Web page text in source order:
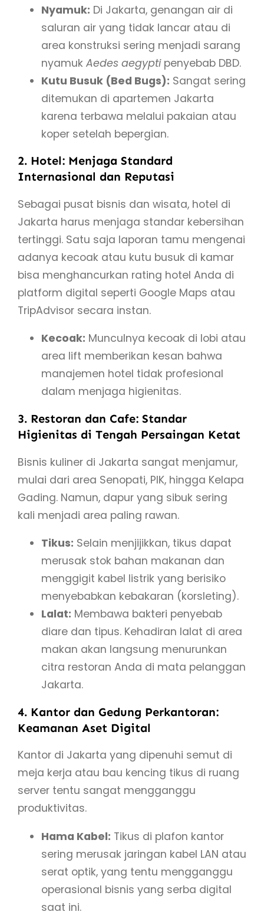
Nyamuk: Di Jakarta, genangan air di
saluran air yang tidak lancar atau di
area konstruksi sering menjadi sarang
nyamuk Aedes aegyptipenyebab DBD.
Kutu Busuk (Bed Bugs): Sangat sering
ditemukan di apartemen Jakarta
karena terbawa melalui pakaian atau
koper setelah bepergian.
2. Hotel: Menjaga Standard
Internasional dan Reputasi
Sebagai pusat bisnis dan wisata, hotel di
Jakarta harus menjaga standar kebersihan
tertinggi. Satu saja laporan tamu mengenai
adanya kecoak atau kutu busuk di kamar
bisa menghancurkan rating hotel Anda di
platform digital seperti Google Maps atau
TripAdvisor secara instan.
Kecoak: Munculnya kecoak di lobi atau
area lift memberikan kesan bahwa
manajemen hotel tidak profesional
dalam menjaga higienitas.
3. Restoran dan Cafe: Standar
Higienitas di Tengah Persaingan Ketat
Bisnis kuliner di Jakarta sangat menjamur,
mulai dari area Senopati, PIK, hingga Kelapa
Gading. Namun, dapur yang sibuk sering
kali menjadi area paling rawan.
Tikus: Selain menjijikkan, tikus dapat
merusak stok bahan makanan dan
menggigit kabel listrik yang berisiko
menyebabkan kebakaran (korsleting).
Lalat: Membawa bakteri penyebab
diare dan tipus. Kehadiran lalat di area
makan akan langsung menurunkan
citra restoran Anda di mata pelanggan
Jakarta.
4. Kantor dan Gedung Perkantoran:
Keamanan Aset Digital
Kantor di Jakarta yang dipenuhi semut di
meja kerja atau bau kencing tikus di ruang
server tentu sangat mengganggu
produktivitas.
Hama Kabel: Tikus di plafon kantor
sering merusak jaringan kabel LAN atau
serat optik, yang tentu mengganggu
operasional bisnis yang serba digital
saat ini.